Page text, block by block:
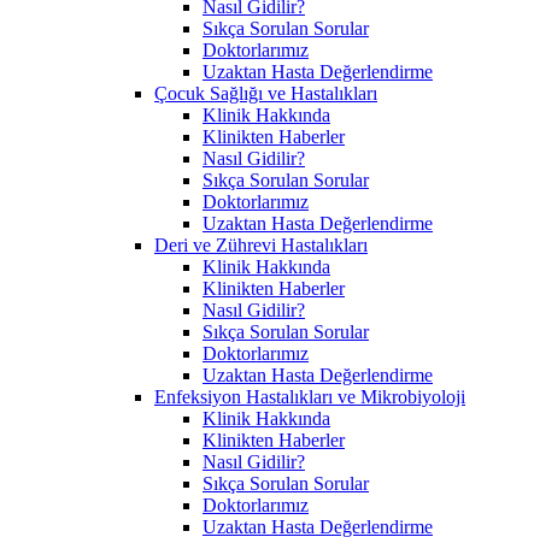
Nasıl Gidilir?
Sıkça Sorulan Sorular
Doktorlarımız
Uzaktan Hasta Değerlendirme
Çocuk Sağlığı ve Hastalıkları
Klinik Hakkında
Klinikten Haberler
Nasıl Gidilir?
Sıkça Sorulan Sorular
Doktorlarımız
Uzaktan Hasta Değerlendirme
Deri ve Zührevi Hastalıkları
Klinik Hakkında
Klinikten Haberler
Nasıl Gidilir?
Sıkça Sorulan Sorular
Doktorlarımız
Uzaktan Hasta Değerlendirme
Enfeksiyon Hastalıkları ve Mikrobiyoloji
Klinik Hakkında
Klinikten Haberler
Nasıl Gidilir?
Sıkça Sorulan Sorular
Doktorlarımız
Uzaktan Hasta Değerlendirme